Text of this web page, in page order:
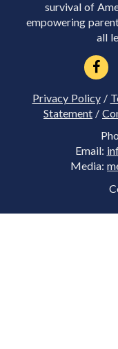
survival of
empowering
all
Privacy Policy/
Statement /
Email:
Media: